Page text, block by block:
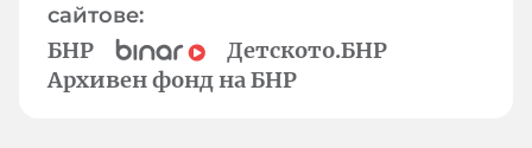
сайтове:
БНР
Детското.БНР
Архивен фонд на БНР